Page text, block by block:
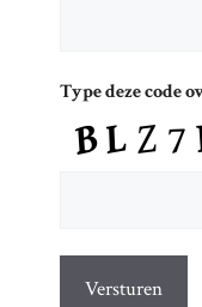
Type deze code